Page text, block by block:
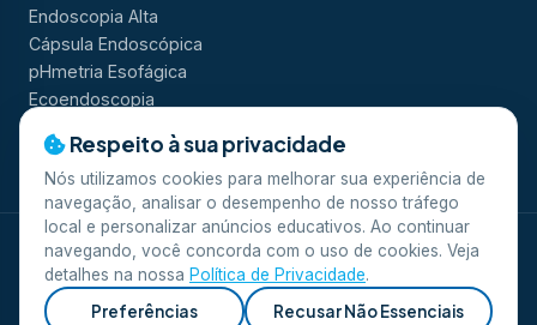
Endoscopia Alta
Cápsula Endoscópica
pHmetria Esofágica
Ecoendoscopia
© 2026 Clínica Scope. Todos os direitos reservados.
Desenvolvido porEquipe A.
Privacidade
Termos de UsoLGPD
Respeito à sua privacidade
Nós utilizamos cookies para melhorar sua experiência de
navegação, analisar o desempenho de nosso tráfego
local e personalizar anúncios educativos. Ao continuar
navegando, você concorda com o uso de cookies. Veja
detalhes na nossa Política de Privacidade.
Preferências Recusar Não Essenciais